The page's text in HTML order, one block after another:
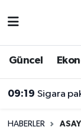
Güncel
09:19 Sigara
HABERLER
Nöbetçi